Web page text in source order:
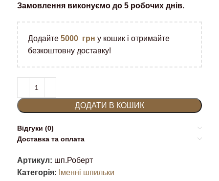
Замовлення виконуємо до 5 робочих днів.
Додайте 5000 грн у кошик і отримайте
безкоштовну доставку!
ДОДАТИ В КОШИК
Відгуки (0)
Доставка та оплата
Артикул: шп.Роберт
Категорія: Іменні шпильки